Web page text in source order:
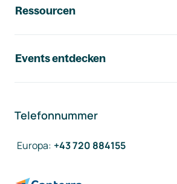
Ressourcen
Events entdecken
Telefonnummer
Europa: +43 720 884155